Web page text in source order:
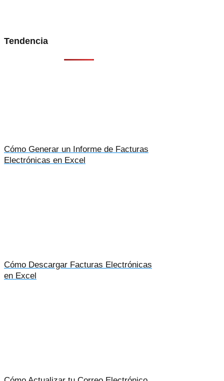
Tendencia
Cómo Generar un Informe de Facturas
Electrónicas en Excel
Cómo Descargar Facturas Electrónicas
en Excel